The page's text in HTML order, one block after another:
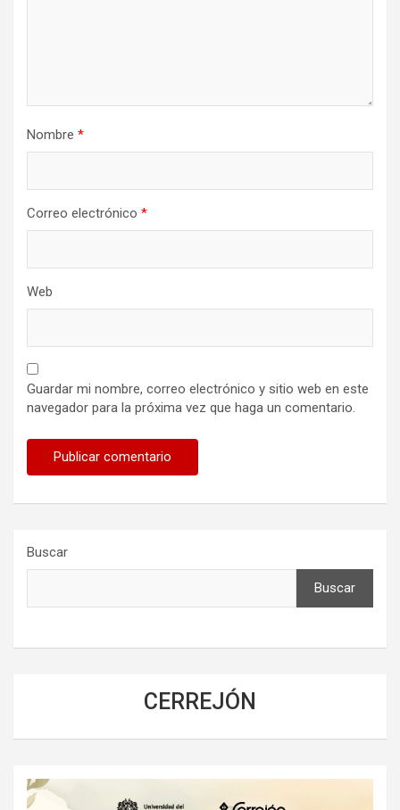
Nombre *
Correo electrónico *
Web
Guardar mi nombre, correo electrónico y sitio web en este
navegador para la próxima vez que haga un comentario.
Buscar
Buscar
CERREJÓN